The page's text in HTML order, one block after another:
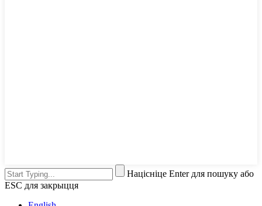
Націсніце Enter для пошуку або
ESC для закрыцця